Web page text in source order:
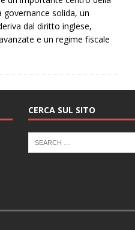
governance solida, un
dal diritto inglese,
e un regime fiscale
CERCA SUL SITO